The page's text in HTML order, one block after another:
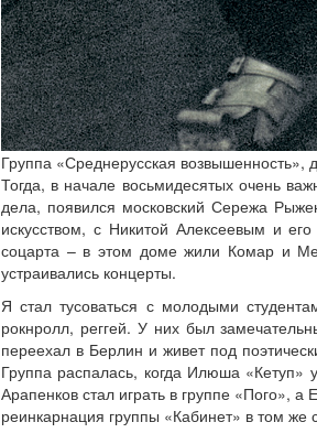
Группа «Среднерусская возвышенность»,
Тогда, в начале восьмидесятых очень
дела, появился московский Сережа
искусством, с Никитой Алексеевым и
соцарта – в этом доме жили Комар и
устраивались концерты.
Я стал тусоваться с молодыми
рокнролл, реггей. У них был
переехал в Берлин и живет под
Группа распалась, когда Илюша
Арапенков стал играть в группе «Пого»,
реинкарнация группы «Кабинет» в том